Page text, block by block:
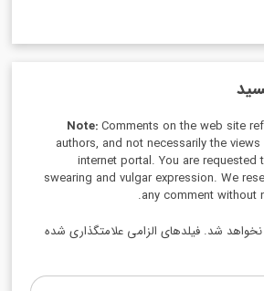
Note:Comments on the web site
authors, and not necessarily the
internet portal. You are
swearing and vulgar expression. We
any comment without
شد. فیلدهای الزامی علامتگذاری شده